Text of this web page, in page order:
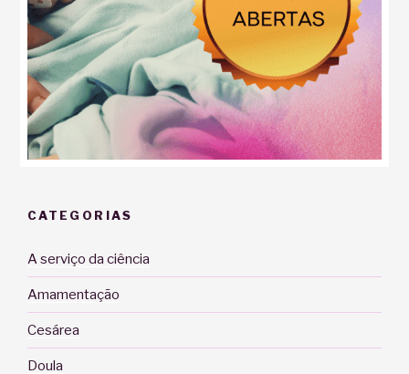
CATEGORIAS
A serviço da ciência
Amamentação
Cesárea
Doula